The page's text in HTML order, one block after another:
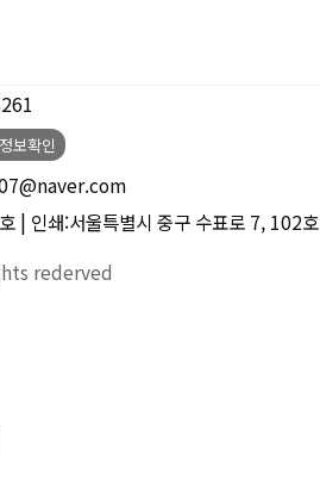
보확인
| 인쇄:서울특별시 중구 수표로 7, 102호
rederved